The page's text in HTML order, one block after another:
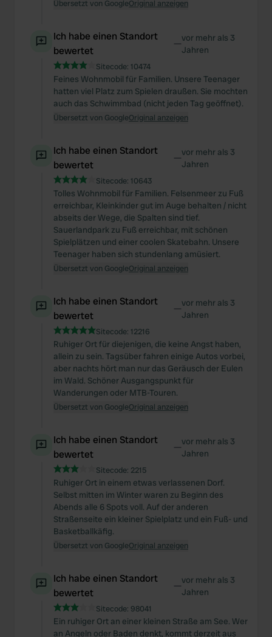
Übersetzt von GoogleOriginal anzeigen
Ich habe einen Standort
bewertet
—vor mehr als 3
Jahren
Sitecode: 10474
Feines Wohnmobil für Familien. Unsere Teenager
hatten viel Platz zum Spielen draußen. Sie mochten
auch das Schwimmbad (nicht jeden Tag geöffnet).
Übersetzt von GoogleOriginal anzeigen
Ich habe einen Standort
bewertet
—vor mehr als 3
Jahren
Sitecode: 10643
Tolles Wohnmobil für Familien. Felsenmeer zu Fuß
erreichbar, Kleinkinder gut im Auge behalten / nicht
abseits der Wege, die Spalten sind tief.
Sauerlandpark zu Fuß erreichbar, mit schönen
Spielplätzen und einer coolen Skatebahn. Unsere
Teenager haben sich stundenlang amüsiert.
Übersetzt von GoogleOriginal anzeigen
Ich habe einen Standort
bewertet
—vor mehr als 3
Jahren
Sitecode: 12216
Ruhiger Ort für diejenigen, die keine Angst haben,
allein zu sein. Tagsüber fahren einige Autos vorbei,
aber nachts hört man nur das Geräusch der Eulen
im Wald. Schöner Ausgangspunkt für
Wanderungen oder MTB-Touren.
Übersetzt von GoogleOriginal anzeigen
Ich habe einen Standort
bewertet
—vor mehr als 3
Jahren
Sitecode: 2215
Ruhiger Ort in einem etwas verlassenen Dorf.
Selbst mitten im Winter waren zu Beginn des
Abends alle 6 Spots voll. Auf der anderen
Straßenseite ein kleiner Spielplatz und ein Fuß- und
Basketballkäfig.
Übersetzt von GoogleOriginal anzeigen
Ich habe einen Standort
bewertet
—vor mehr als 3
Jahren
Sitecode: 98041
Ein ruhiger Ort an einer kleinen Straße am See. Wer
an Angeln oder Baden denkt, kommt derzeit aus